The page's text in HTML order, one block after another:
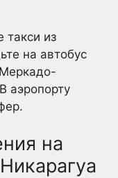
такси из
на автобус
аэропорту
на